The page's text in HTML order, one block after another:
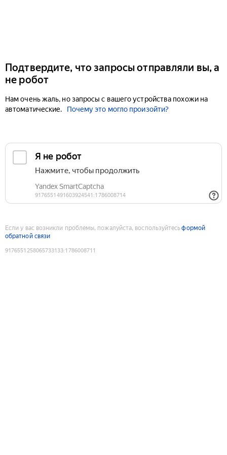
Подтвердите, что запросы отправляли вы, а
не робот
Нам очень жаль, но запросы с вашего устройства похожи на
автоматические.
Почему это могло произойти?
Если у вас возникли проблемы, пожалуйста, воспользуйтесьформой
обратной связи
9176551258065733133:1786008711